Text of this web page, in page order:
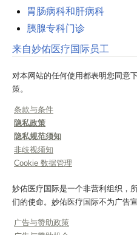
胃肠病科和肝病科
胰腺专科门诊
来自妙佑医疗国际员工
对本网站的任何使用都表明您同意
策。
条款与条件
隐私政策
隐私规范须知
非歧视须知
Cookie 数据管理
妙佑医疗国际是一个非营利组织，
们的使命。妙佑医疗国际不为广告
广告与赞助政策